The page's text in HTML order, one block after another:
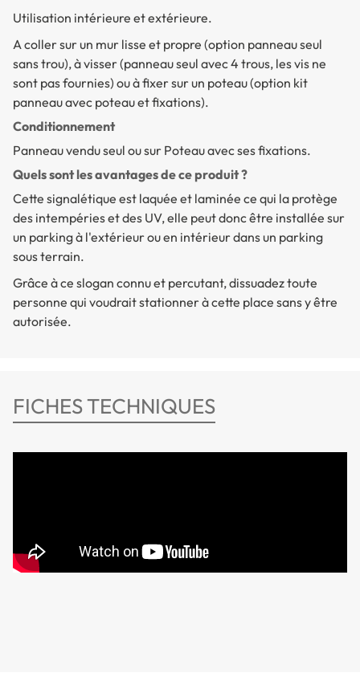
Utilisation intérieure et extérieure.
A coller sur un mur lisse et propre (option panneau seul
sans trou), à visser (panneau seul avec 4 trous, les vis ne
sont pas fournies) ou à fixer sur un poteau (option kit
panneau avec poteau et fixations).
Conditionnement
Panneau vendu seul ou sur Poteau avec ses fixations.
Quels sont les avantages de ce produit ?
Cette signalétique est laquée et laminée ce qui la protège
des intempéries et des UV, elle peut donc être installée sur
un parking à l'extérieur ou en intérieur dans un parking
sous terrain.
Grâce à ce slogan connu et percutant, dissuadez toute
personne qui voudrait stationner à cette place sans y être
autorisée.
FICHES TECHNIQUES